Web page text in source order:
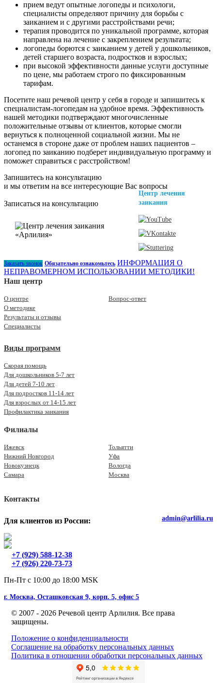
прием ведут опытные логопеды и психологи,
специалисты определяют причину для борьбы с
заиканием и с другими расстройствами речи;
терапия проводится по уникальной программе, которая
направлена на лечение с закреплением результата;
логопеды борются с заиканием у детей у дошкольников,
детей старшего возраста, подростков и взрослых;
при высокой эффективности данные услуги доступные
по цене, мы работаем строго по фиксированным
тарифам.
Посетите наш речевой центр у себя в городе и запишитесь к
специалистам-логопедам на удобное время. Эффективность
нашей методики подтверждают многочисленные
положительные отзывы от клиентов, которые смогли
вернуться к полноценной социальной жизни. Мы не
останемся в стороне даже от проблем наших пациентов –
логопед по заиканию подберет индивидуальную программу и
поможет справиться с расстройством!
Запишитесь на консультацию
и мы ответим на все интересующие Вас вопросы
Записаться на консультацию
Центр лечения
заикания
Заказать звонок Обязательно ознакомьтесь ИНФОРМАЦИЯ О
НЕПРАВОМЕРНОМ ИСПОЛЬЗОВАНИИ МЕТОДИКИ!
Наш центр
О центре
О методике
Результаты и отзывы
Специалисты
Вопрос-ответ
Виды программ
Скорая помощь
Для дошкольников 5-7 лет
Для детей 7-10 лет
Для подростков 11-14 лет
Для взрослых от 14-15 лет
Профилактика заикания
Филиалы
Ижевск
Нижний Новгород
Новокузнецк
Самара
Тольятти
Уфа
Вологда
Москва
Контакты
Для клиентов из России:
+7 (929) 588-12-38
+7 (926) 220-73-73
Пн-Пт с 10:00 до 18:00 MSK
admin@arlilia.ru
г. Москва, Осташковская 9, корп. 5, офис 5
© 2007 - 2026 Речевой центр Арлилия. Все права
защищены.
Положение о конфиденциальности
Соглашение на обработку персональных данных
Политика в отношении обработки персональных данных